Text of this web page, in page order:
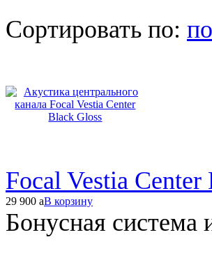
Сортировать по:
Focal Vestia
29 900 aВ корзину
Бонусная система